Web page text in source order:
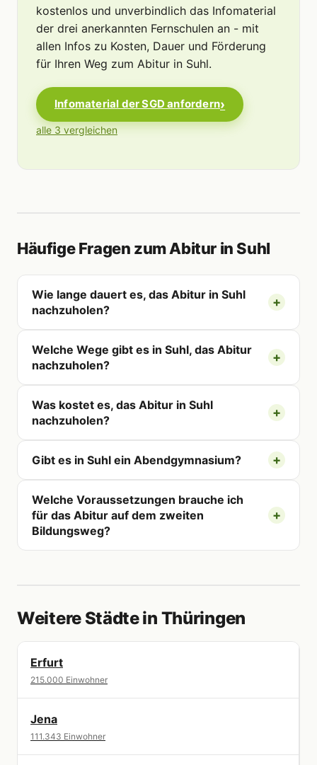
kostenlos und unverbindlich das Infomaterial
der drei anerkannten Fernschulen an - mit
allen Infos zu Kosten, Dauer und Förderung
für Ihren Weg zum Abitur in Suhl.
Infomaterial der SGD anfordern
alle 3 vergleichen
Häufige Fragen zum Abitur in Suhl
Wie lange dauert es, das Abitur in Suhl
nachzuholen?
Welche Wege gibt es in Suhl, das Abitur
nachzuholen?
Was kostet es, das Abitur in Suhl
nachzuholen?
Gibt es in Suhl ein Abendgymnasium?
Welche Voraussetzungen brauche ich
für das Abitur auf dem zweiten
Bildungsweg?
Weitere Städte in Thüringen
Erfurt
215.000 Einwohner
Jena
111.343 Einwohner